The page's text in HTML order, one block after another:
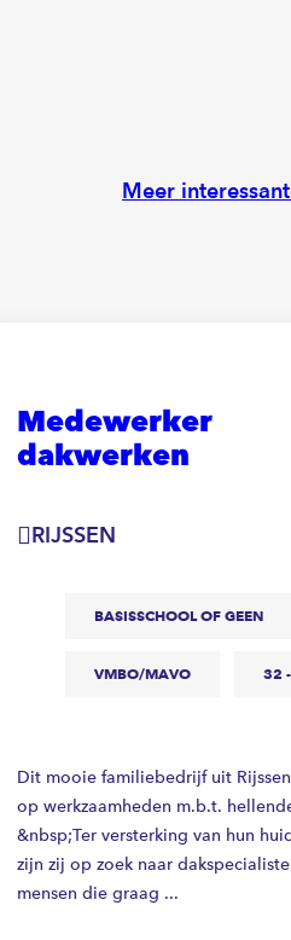
Medewerker
dakwerken
RIJSSEN
BASISSCHOOL OF GEEN
VMBO/MAVO 32
Dit mooie familiebedrijf uit
op werkzaamheden m.b.t.
&nbsp;Ter versterking van hun
zijn zij op zoek naar
mensen die graag ...
Meer